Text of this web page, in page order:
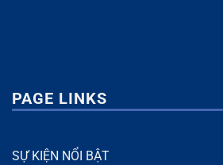
PAGE LINKS
SỰ KIỆN NỔI BẬT